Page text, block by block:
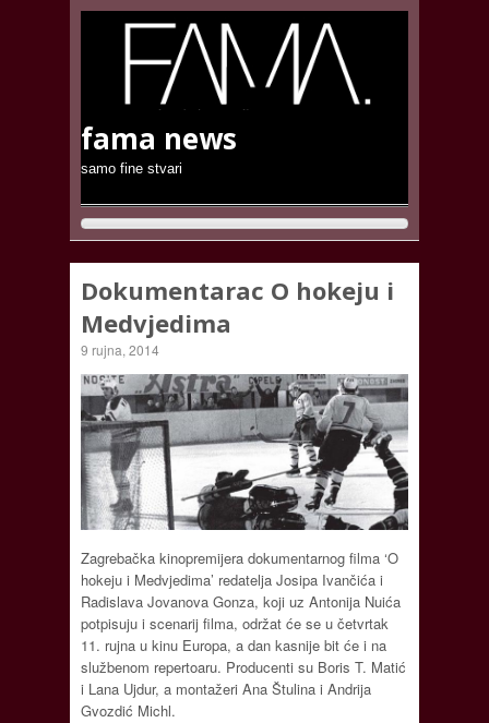
fama news
samo fine stvari
Dokumentarac O hokeju i
Medvjedima
9 rujna, 2014
Zagrebačka kinopremijera dokumentarnog filma ‘O
hokeju i Medvjedima’ redatelja Josipa Ivančića i
Radislava Jovanova Gonza, koji uz Antonija Nuića
potpisuju i scenarij filma, održat će se u četvrtak
11. rujna u kinu Europa, a dan kasnije bit će i na
službenom repertoaru. Producenti su Boris T. Matić
i Lana Ujdur, a montažeri Ana Štulina i Andrija
Gvozdić Michl.